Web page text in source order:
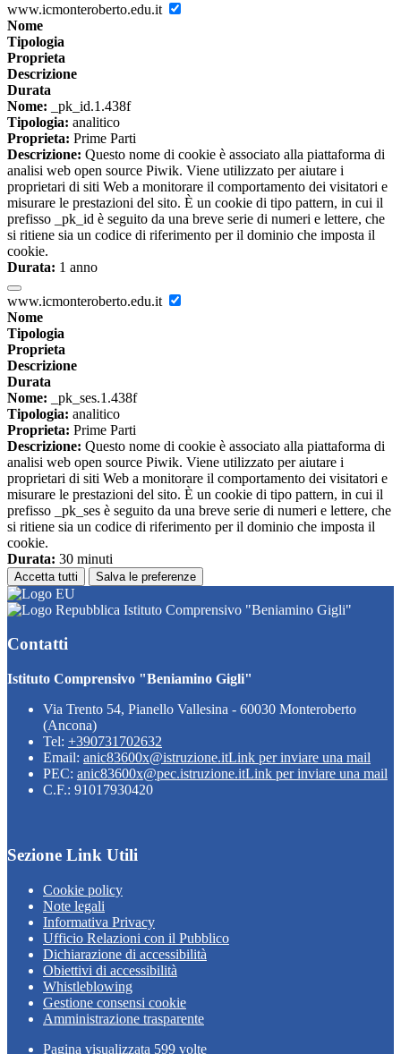
www.icmonteroberto.edu.it
Nome
Tipologia
Proprieta
Descrizione
Durata
Nome: _pk_id.1.438f
Tipologia: analitico
Proprieta: Prime Parti
Descrizione: Questo nome di cookie è associato alla piattaforma di
analisi web open source Piwik. Viene utilizzato per aiutare i
proprietari di siti Web a monitorare il comportamento dei visitatori e
misurare le prestazioni del sito. È un cookie di tipo pattern, in cui il
prefisso _pk_id è seguito da una breve serie di numeri e lettere, che
si ritiene sia un codice di riferimento per il dominio che imposta il
cookie.
Durata: 1 anno
www.icmonteroberto.edu.it
Nome
Tipologia
Proprieta
Descrizione
Durata
Nome: _pk_ses.1.438f
Tipologia: analitico
Proprieta: Prime Parti
Descrizione: Questo nome di cookie è associato alla piattaforma di
analisi web open source Piwik. Viene utilizzato per aiutare i
proprietari di siti Web a monitorare il comportamento dei visitatori e
misurare le prestazioni del sito. È un cookie di tipo pattern, in cui il
prefisso _pk_ses è seguito da una breve serie di numeri e lettere, che
si ritiene sia un codice di riferimento per il dominio che imposta il
cookie.
Durata: 30 minuti
Accetta tutti Salva le preferenze
Istituto Comprensivo "Beniamino Gigli"
Contatti
Istituto Comprensivo "Beniamino Gigli"
Via Trento 54, Pianello Vallesina - 60030 Monteroberto
(Ancona)
Tel: +390731702632
Email: anic83600x@istruzione.itLink per inviare una mail
PEC: anic83600x@pec.istruzione.itLink per inviare una mail
C.F.: 91017930420
Sezione Link Utili
Cookie policy
Note legali
Informativa Privacy
Ufficio Relazioni con il Pubblico
Dichiarazione di accessibilità
Obiettivi di accessibilità
Whistleblowing
Gestione consensi cookie
Amministrazione trasparente
Pagina visualizzata 599 volte